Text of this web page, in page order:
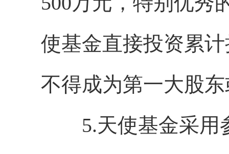
使基金直接投资累
不得成为第一大股
5.天使基金采用